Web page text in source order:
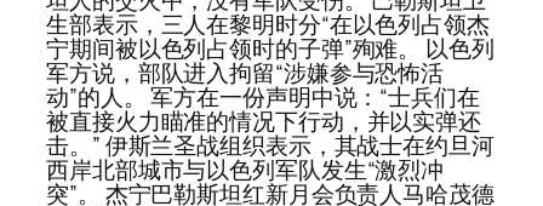
生部表示，三人在黎明时分“在以色列占领杰
宁期间被以色列占领时的子弹”殉难。 以色列
军方说，部队进入拘留“涉嫌参与恐怖活
动”的人。 军方在一份声明中说：“士兵们在
被直接火力瞄准的情况下行动，并以实弹还
击。” 伊斯兰圣战组织表示，其战士在约旦河
西岸北部城市与以色列军队发生“激烈冲
突”。 杰宁巴勒斯坦红新月会负责人马哈茂德